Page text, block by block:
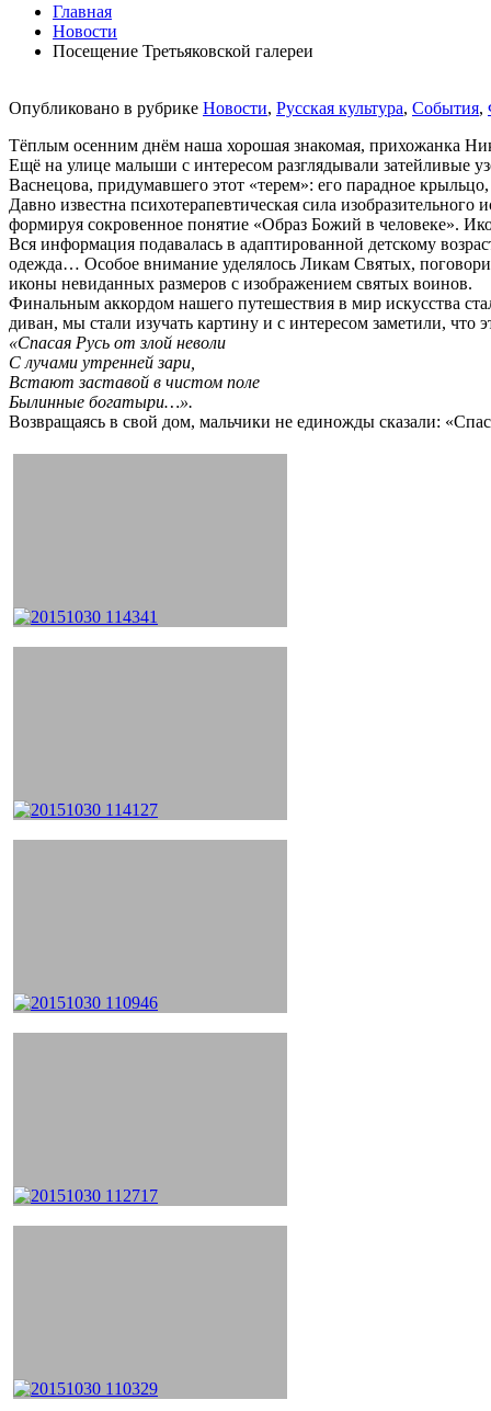
Главная
Новости
Посещение Третьяковской галереи
Опубликовано в рубрике Новости, Русская культура, События,
Тёплым осенним днём наша хорошая знакомая, прихожанка
Ещё на улице малыши с интересом разглядывали затейливые
Васнецова, придумавшего этот «терем»: его парадное
Давно известна психотерапевтическая сила
формируя сокровенное понятие «Образ Божий в человеке».
Вся информация подавалась в адаптированной детскому
одежда… Особое внимание уделялось Ликам Святых,
иконы невиданных размеров с изображением святых воинов.
Финальным аккордом нашего путешествия в мир искусства
диван, мы стали изучать картину и с интересом заметили, что
«Спасая Русь от злой неволи
С лучами утренней зари,
Встают заставой в чистом поле
Былинные богатыри…».
Возвращаясь в свой дом, мальчики не единожды сказали: